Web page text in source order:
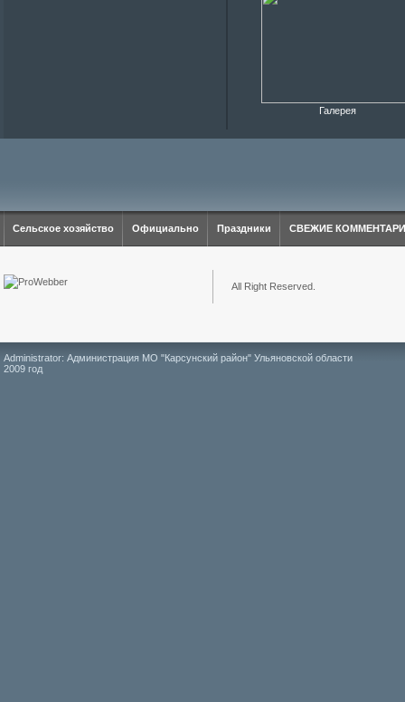
Галерея
Сельское хозяйство Официально Праздники СВЕЖИЕ
All Right Reserved.
Administrator: Администрация МО "Карсунский район" Ульяновской области
2009 год